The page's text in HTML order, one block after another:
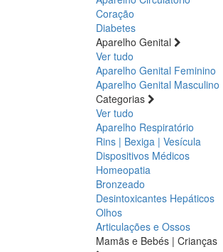
Coração
Diabetes
Aparelho Genital
Ver tudo
Aparelho Genital Feminino
Aparelho Genital Masculino
Categorias
Ver tudo
Aparelho Respiratório
Rins | Bexiga | Vesícula
Dispositivos Médicos
Homeopatia
Bronzeado
Desintoxicantes Hepáticos
Olhos
Articulações e Ossos
Mamãs e Bebés | Crianças